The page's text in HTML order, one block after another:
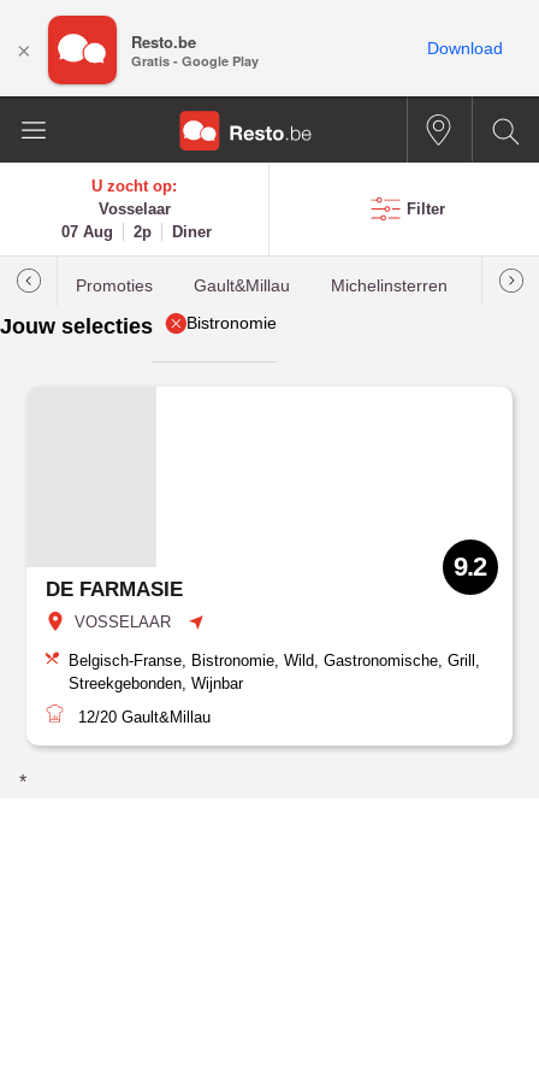
U zocht op:
Vosselaar
07 Aug
2p Diner
Filter
Promoties Gault&Millau Michelinsterren
Jouw selecties Bistronomie
DE FARMASIE
VOSSELAAR
9.2
Belgisch-Franse, Bistronomie, Wild, Gastronomische, Grill,
Streekgebonden, Wijnbar
12/20 Gault&Millau
*
× Resto.be
Gratis - Google Play
Download